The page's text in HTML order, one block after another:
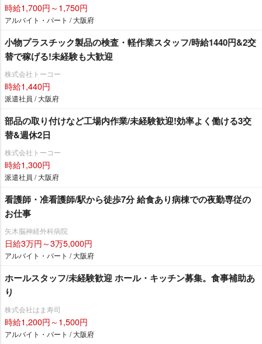
時給1,700円～1,750円
アルバイト・パート / 大阪府
小物プラスチック製品の検査・軽作業スタッフ/時給1440円&2交
替で稼げる!未経験も大歓迎
株式会社トーコー
時給1,440円
派遣社員 / 大阪府
部品の取り付けなど工場内作業/未経験歓迎!効率よく働ける3交
替&週休2日
株式会社トーコー
時給1,300円
派遣社員 / 大阪府
看護師・准看護師/駅から徒歩7分 給食あり病棟での夜勤専従の
お仕事
矢木脳神経外科病院
日給3万円～3万5,000円
アルバイト・パート / 大阪府
ホールスタッフ/未経験歓迎 ホール・キッチン募集。食事補助あ
り
株式会社はま寿司
時給1,200円～1,500円
アルバイト・パート / 大阪府